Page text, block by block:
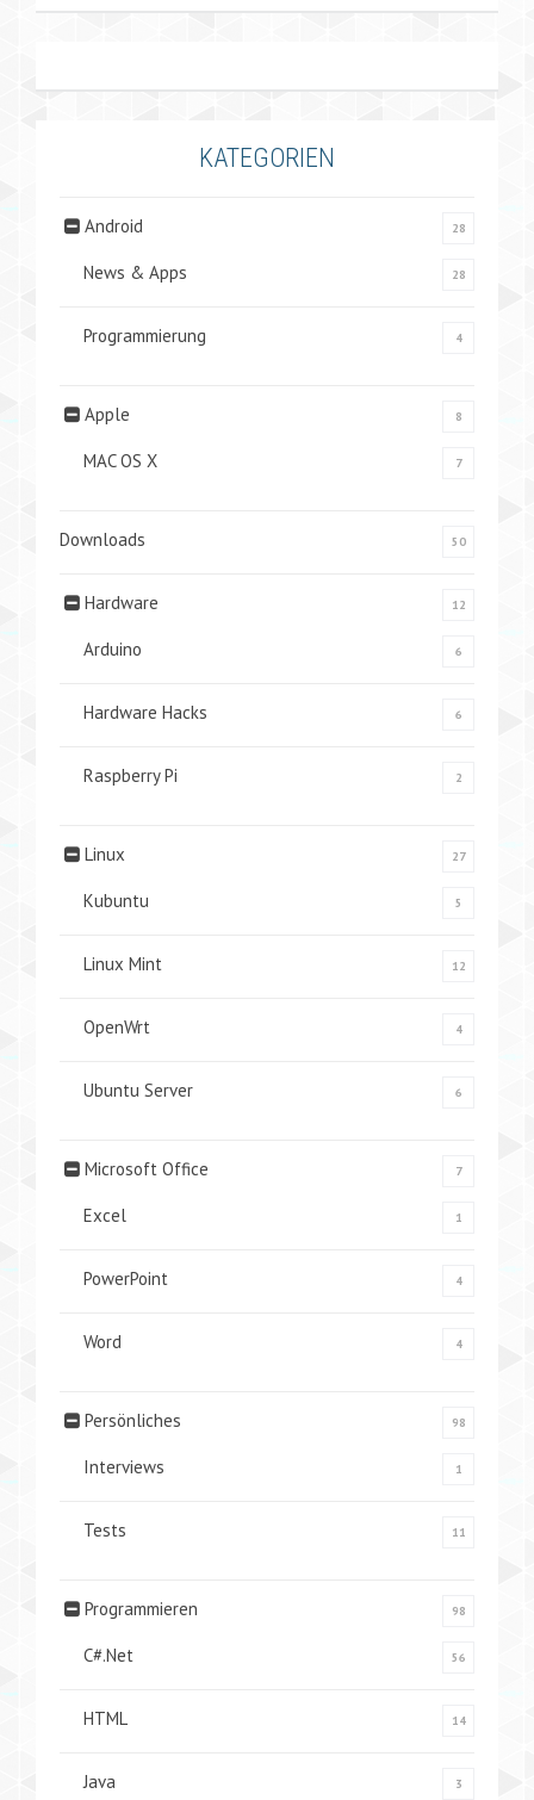
KATEGORIEN
Android 28
News & Apps 28
Programmierung 4
Apple 8
MAC OS X 7
Downloads 50
Hardware 12
Arduino 6
Hardware Hacks 6
Raspberry Pi 2
Linux 27
Kubuntu 5
Linux Mint 12
OpenWrt 4
Ubuntu Server 6
Microsoft Office 7
Excel 1
PowerPoint 4
Word 4
Persönliches 98
Interviews 1
Tests 11
Programmieren 98
C#.Net 56
HTML 14
Java 3